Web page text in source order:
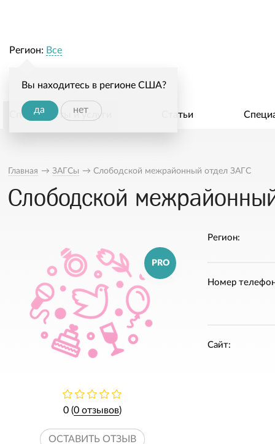
Регион: Все
Вы находитесь в регионе США?
да нет
Специалисты и услуги Статьи
Главная → ЗАГСы → Слободской межрайонный отдел ЗАГС
Слободской
PRO
0 (0 отзывов)
ОСТАВИТЬ ОТЗЫВ
Регион:
Номер
Сайт: